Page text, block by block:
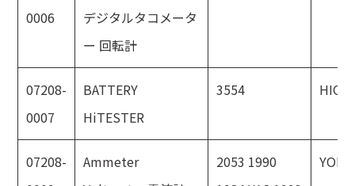
0006
デジタルタコメータ
ー 回転計
07208-
0007
BATTERY
HiTESTER
3554 HIOKI
07208-
Ammeter
2053 1990